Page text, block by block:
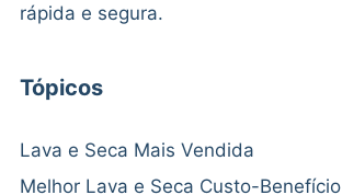
rápida e segura.
Tópicos
Lava e Seca Mais Vendida
Melhor Lava e Seca Custo-Benefício